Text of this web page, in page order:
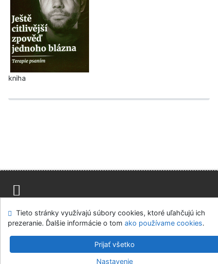
kniha
Modul OpenSearch
Napíšte nám Nastavenie cookies
Knižnica MCK v Malackách
v.4.8.63a- Cosmotron Slovakia, s.r.o.
Tieto stránky využívajú súbory cookies, ktoré uľahčujú ich
prezeranie. Ďalšie informácie o tom ako používame cookies.
Prijať všetko
Nastavenie